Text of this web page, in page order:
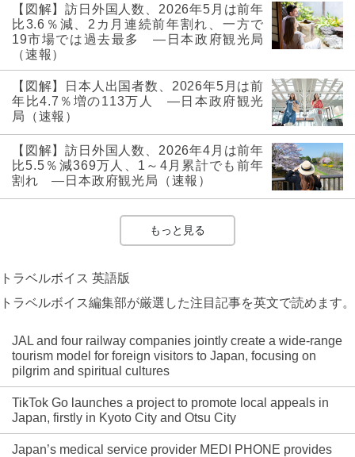
【図解】訪日外国人数、2026年5月は前年
比3.6％減、2カ月連続前年割れ、一方で
19市場では過去最多 ―日本政府観光局
（速報）
【図解】日本人出国者数、2026年5月は前
年比4.7％増の113万人 ―日本政府観光
局（速報）
【図解】訪日外国人数、2026年4月は前年
比5.5％減369万人、1～4月累計でも前年
割れ ―日本政府観光局（速報）
もっと見る
トラベルボイス 英語版
トラベルボイス編集部が厳選した注目記事を英文で読めます。
JAL and four railway companies jointly create a wide-range
tourism model for foreign visitors to Japan, focusing on
pilgrim and spiritual cultures
TikTok Go launches a project to promote local appeals in
Japan, firstly in Kyoto City and Otsu City
Japan’s medical service provider MEDI PHONE provides